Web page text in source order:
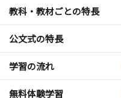
教科・教材ごとの特長
公文式の特長
学習の流れ
無料体験学習